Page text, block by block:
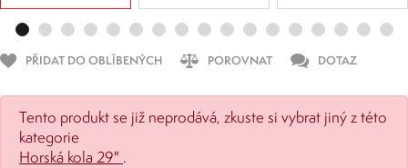
PŘIDAT DO OBLÍBENÝCH POROVNAT DOTAZ
Tento produkt se již neprodává, zkuste si vybrat jiný z této
kategorie
Horská kola 29" .